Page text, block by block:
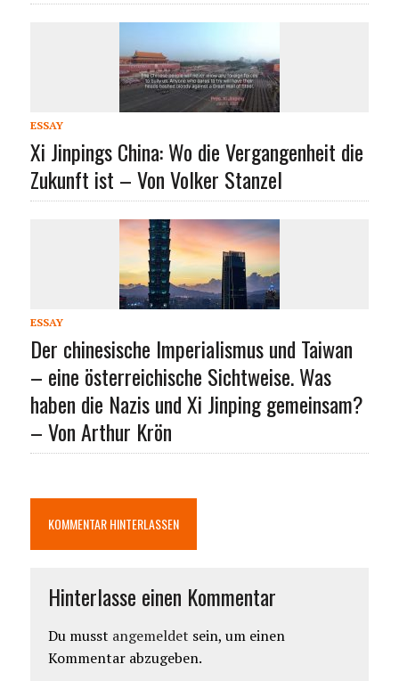
ESSAY
Xi Jinpings China: Wo die Vergangenheit die
Zukunft ist – Von Volker Stanzel
ESSAY
Der chinesische Imperialismus und Taiwan
– eine österreichische Sichtweise. Was
haben die Nazis und Xi Jinping gemeinsam?
– Von Arthur Krön
KOMMENTAR HINTERLASSEN
Hinterlasse einen Kommentar
Du musst angemeldet sein, um einen
Kommentar abzugeben.